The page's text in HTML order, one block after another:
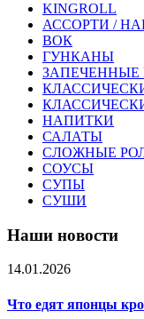
KINGROLL
АССОРТИ /
ВОК
ГУНКАНЫ
ЗАПЕЧЕННЫЕ
НАПИТКИ
САЛАТЫ
СЛОЖНЫЕ
СОУСЫ
СУПЫ
СУШИ
Наши новости
14.01.2026
Что едят японцы